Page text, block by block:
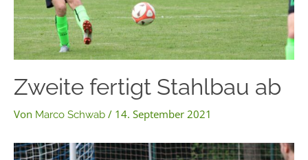
Zweite fertigt Stahlbau ab
Von Marco Schwab / 14. September 2021